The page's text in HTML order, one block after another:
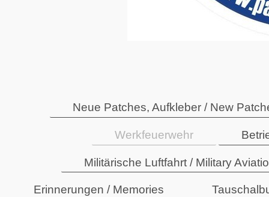
Neue Patches, Aufkleber / New
Werkfeuerwehr
Militärische Luftfahrt / Military
Erinnerungen / Memories